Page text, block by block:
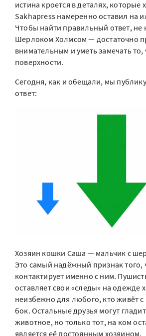
истина кроется в деталях, которые
Sakhapress намеренно оставил на
Чтобы найти правильный ответ, не
Шерлоком Холмсом — достаточно
внимательным и уметь замечать то,
поверхности.
Сегодня, как и обещали, мы
ответ:
Хозяин кошки Саша — мальчик с
Это самый надёжный признак того,
контактирует именно с ним.
оставляет свои «следы» на одежде
неизбежно для любого, кто живёт
бок. Остальные друзья могут
животное, но только тот, на ком
является её постоянным хозяином.